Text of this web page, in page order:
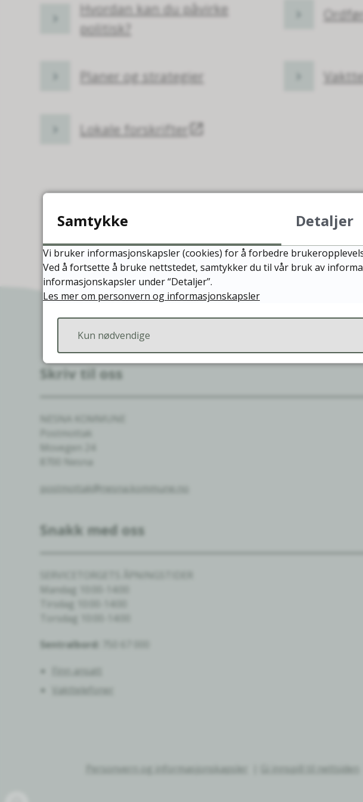
Hvordan kan du påvirke
politisk?
Planer og strategier
Lokale forskrifter
Skriv til oss
Movegen 24
postmottak@nesna.kommune.no
Snakk med oss
Mandag 10:00-14:00
Tirsdag 10:00-14:00
Torsdag 10:00-14:00
Sentralbord:
Finn ansatt
Vakttelefoner
Personvern og informasjonskapsler Gi innspill til nettsiden
Samtykke Detaljer
Vi bruker informasjonskapsler (cookies) for å forbedre
Ved å fortsette å bruke nettstedet, samtykker du til vår bruk av
informasjonskapsler under “Detaljer”.
Les mer om personvern og informasjonskapsler
Kun nødvendige